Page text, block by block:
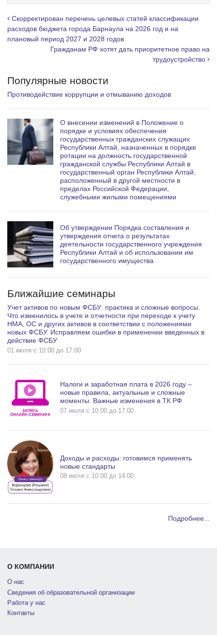
g
r
a
m
Навигация по записям
Скорректирован перечень целевых статей классификации
расходов бюджета города Барнаула на 2026 год и на
плановый период 2027 и 2028 годов
Гражданам РФ хотят дать приоритетное право на
трудоустройство
Популярные новости
Противодействие коррупции и отмыванию доходов
О внесении изменений в Положение о
порядке и условиях обеспечения
государственных гражданских служащих
Республики Алтай, назначенных в порядке
ротации на должность государственной
гражданской службы Республики Алтай в
государственный орган Республики Алтай,
расположенный в другой местности в
пределах Российской Федерации,
служебными жилыми помещениями
Об утверждении Порядка составления и
утверждения отчета о результатах
деятельности государственного учреждения
Республики Алтай и об использовании им
государственного имущества
Ближайшие семинары
Учет активов по новым ФСБУ: практика и сложные вопросы.
Что изменилось в учете и отчетности при переходе к учету
НМА, ОС и других активов в соответствии с положениями
новых ФСБУ. Исправляем ошибки в применении введенных в
действие ФСБУ
01 июля c 10:00 до 17:00
Налоги и заработная плата в 2026 году –
новые правила, актуальные и сложные
моменты. Важные изменения в ТК РФ
07 июля c 10:00 до 17:00
Доходы и расходы: готовимся применять
новые стандарты
08 июля c 10:00 до 14:00
Подробнее...
О КОМПАНИИ
О нас
Сведения об образовательной организации
Работа у нас
Контакты